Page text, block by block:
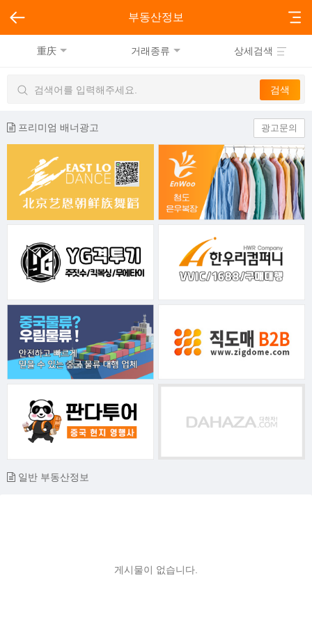
부동산정보
重庆 거래종류 상세검색
프리미엄 배너광고 광고문의
일반 부동산정보
게시물이 없습니다.